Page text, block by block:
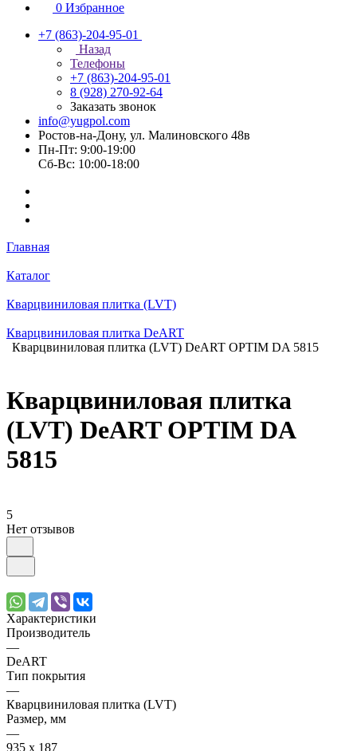
0 Избранное
+7 (863)-204-95-01
Назад
Телефоны
+7 (863)-204-95-01
8 (928) 270-92-64
Заказать звонок
info@yugpol.com
Ростов-на-Дону, ул. Малиновского 48в
Пн-Пт: 9:00-19:00
Cб-Вс: 10:00-18:00
Главная
Каталог
Кварцвиниловая плитка (LVT)
Кварцвиниловая плитка DeART
Кварцвиниловая плитка (LVT) DeART OPTIM DA 5815
Кварцвиниловая плитка
(LVT) DeART OPTIM DA
5815
5
Нет отзывов
Характеристики
Производитель
—
DeART
Тип покрытия
—
Кварцвиниловая плитка (LVT)
Размер, мм
—
935 х 187